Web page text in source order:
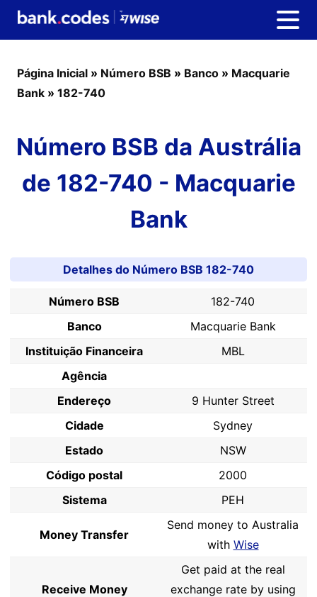
Página Inicial » Número BSB » Banco » Macquarie
Bank » 182-740
Número BSB da Austrália
de 182-740 - Macquarie
Bank
Detalhes do Número BSB 182-740
Número BSB
182-740
Banco
Macquarie Bank
Instituição Financeira
MBL
Agência
Endereço
9 Hunter Street
Cidade
Sydney
Estado
NSW
Código postal
2000
Sistema
PEH
Money Transfer
Send money to Australia
with Wise
Receive Money
Get paid at the real
exchange rate by using